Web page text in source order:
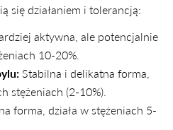
się działaniem i tolerancją:
aktywna, ale potencjalnie
10-20%.
Stabilna i delikatna forma,
stężeniach (2-10%).
forma, działa w stężeniach 5-